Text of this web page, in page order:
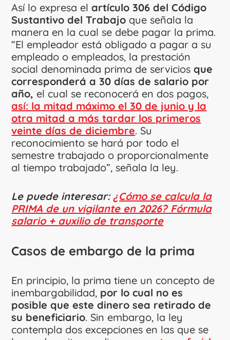
Así lo expresa elartículo 306 del Código
Sustantivo del Trabajo que señala la
manera en la cual se debe pagar la prima.
“El empleador está obligado a pagar a su
empleado o empleados, la prestación
social denominada prima de servicios que
corresponderá a 30 días de salario por
año, el cual se reconocerá en dos pagos,
así: la mitad máximo el 30 de junio y la
otra mitad a más tardar los primeros
veinte días de diciembre. Su
reconocimiento se hará por todo el
semestre trabajado o proporcionalmente
al tiempo trabajado”, señala la ley.
Le puede interesar: ¿Cómo se calcula la
PRIMA de un vigilante en 2026? Fórmula
salario + auxilio de transporte
Casos de embargo de la prima
En principio, la prima tiene un concepto de
inembargabilidad, por lo cual no es
posible que este dinero sea retirado de
su beneficiario. Sin embargo, la ley
contempla dos excepciones en las que se